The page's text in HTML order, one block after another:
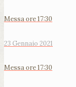
Messa ore 17:30
23 Gennaio 2021
Messa ore 17:30